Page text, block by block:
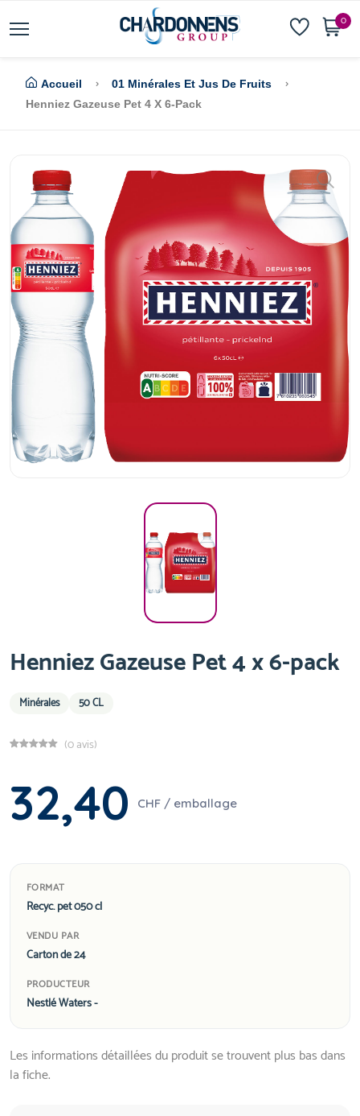
0
Accueil
01 Minérales Et Jus De Fruits
Henniez Gazeuse Pet 4 X 6-Pack
Henniez Gazeuse Pet 4 x 6-pack
Minérales 50 CL
(0 avis)
32,40 CHF / emballage
FORMAT
Recyc. pet 050 cl
VENDU PAR
Carton de 24
PRODUCTEUR
Nestlé Waters -
Les informations détaillées du produit se trouvent plus bas dans
la fiche.